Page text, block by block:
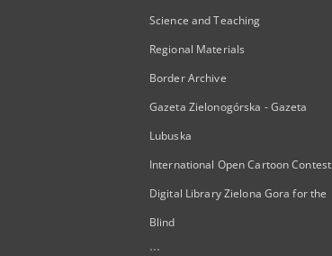
Science and Teaching
Regional Materials
Border Archive
Gazeta Zielonogórska - Gazeta
Lubuska
International Open Cartoon Contest
Digital Library Zielona Gora for the
Blind
...